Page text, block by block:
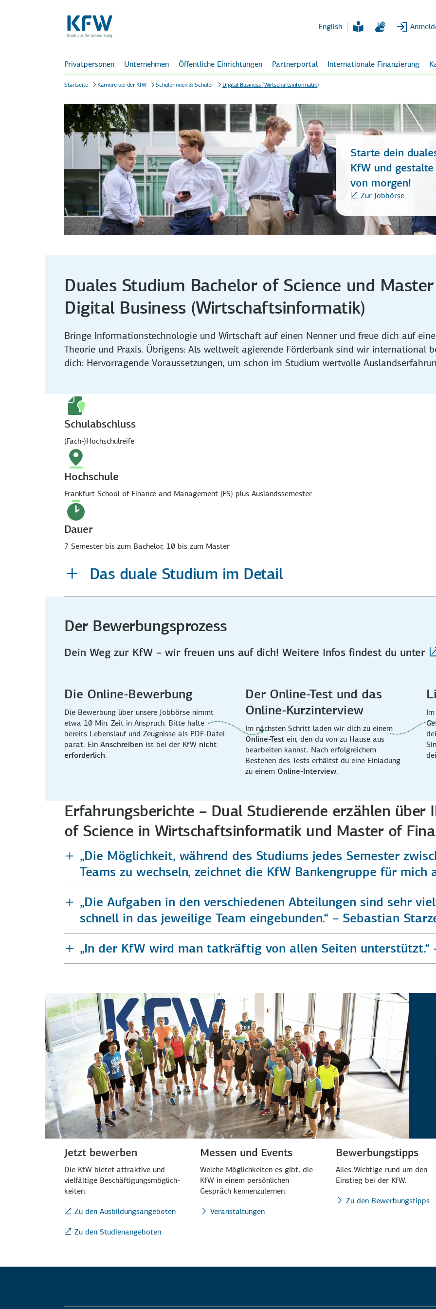
English
Privatpersonen Unternehmen Öffentliche Einrichtungen Partnerportal Internationale Finanzierung
Startseite Karriere bei der KfW Schülerinnen & Schüler Digital Business (Wirtschaftsinformatik)
Starte dein
KfW und
von morgen!
Zur Jobbörse
Duales Studium Bachelor of Science und
Digital Business (Wirtschaftsinformatik)
Bringe Informationstechnologie und Wirtschaft auf einen Nenner und freue dich auf
Theorie und Praxis. Übrigens: Als weltweit agierende Förderbank sind wir international
dich: Hervorragende Voraussetzungen, um schon im Studium wertvolle
Schulabschluss
(Fach-)Hochschulreife
Hochschule
Frankfurt School of Finance and Management (FS) plus Auslandssemester
Dauer
7 Semester bis zum Bachelor, 10 bis zum Master
Das duale Studium im Detail
Der Bewerbungsprozess
Dein Weg zur KfW – wir freuen uns auf dich! Weitere Infos findest du unter
Die Online-Bewerbung
Die Bewerbung über unsere Jobbörse nimmt
etwa 10 Min. Zeit in Anspruch. Bitte halte
bereits Lebenslauf und Zeugnisse als PDF-Datei
parat. Ein Anschreiben ist bei der KfW nicht
erforderlich.
Der Online-Test und das
Online-Kurzinterview
Im nächsten Schritt laden wir dich zu einem
Online-Testein, den du von zu Hause aus
bearbeiten kannst. Nach erfolgreichem
Bestehen des Tests erhältst du eine Einladung
zu einem Online-Interview.
Erfahrungsberichte – Dual Studierende erzählen über
of Science in Wirtschaftsinformatik und Master of
„Die Möglichkeit, während des Studiums jedes Semester
Teams zu wechseln, zeichnet die KfW Bankengruppe für mich
„Die Aufgaben in den verschiedenen Abteilungen sind sehr
schnell in das jeweilige Team eingebunden.“ – Sebastian
„In der KfW wird man tatkräftig von allen Seiten unterstützt.“
Jetzt bewerben
Die KfW bietet attraktive und
vielfältige Beschäf­tigungs­möglich­
keiten.
Zu den Ausbildungsangeboten
Zu den Studienangeboten
Messen und Events
Welche Möglichkeiten es gibt, die
KfW in einem persönlichen
Gespräch kennenzulernen.
Veranstaltungen
Bewerbungstipps
Alles Wichtige rund um den
Einstieg bei der KfW.
Zu den Bewerbungstipps